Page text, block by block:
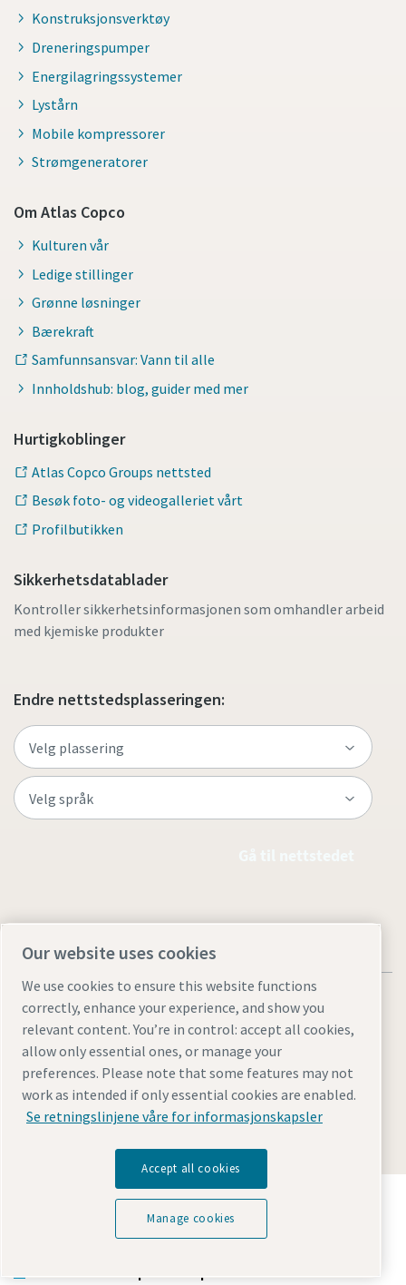
Konstruksjonsverktøy
Dreneringspumper
Energilagringssystemer
Lystårn
Mobile kompressorer
Strømgeneratorer
Om Atlas Copco
Kulturen vår
Ledige stillinger
Grønne løsninger
Bærekraft
Samfunnsansvar: Vann til alle
Innholdshub: blog, guider med mer
Hurtigkoblinger
Atlas Copco Groups nettsted
Besøk foto- og videogalleriet vårt
Profilbutikken
Sikkerhetsdatablader
Kontroller sikkerhetsinformasjonen som omhandler arbeid
med kjemiske produkter
Endre nettstedsplasseringen:
Juridiske merknader og personvernmerknader
Manage cookiesTilgjengelighetNettstedskart
Oppdag hvordan Atlas Copco Group muliggjør
teknologi som transformerer fremtiden.
Besøk Atlas Copco Groups nettside
Our website uses cookies
We use cookies to ensure this website functions
correctly, enhance your experience, and show you
relevant content. You’re in control: accept all cookies,
allow only essential ones, or manage your
preferences. Please note that some features may not
work as intended if only essential cookies are enabled.
Se retningslinjene våre for informasjonskapsler
Accept all cookies
Manage cookies